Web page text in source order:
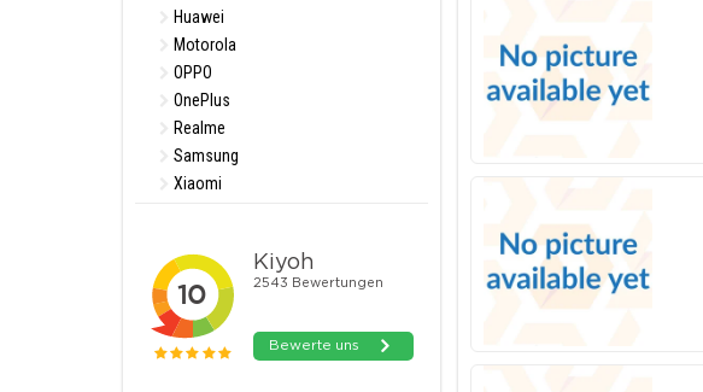
Huawei
Motorola
OPPO
OnePlus
Realme
Samsung
Xiaomi